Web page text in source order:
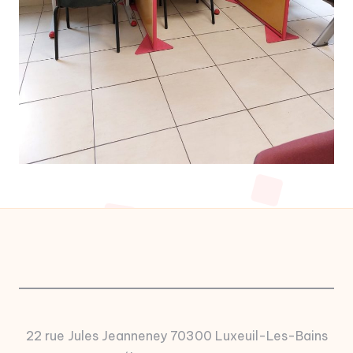
22 rue Jules Jeanneney 70300 Luxeuil-Les-Bains